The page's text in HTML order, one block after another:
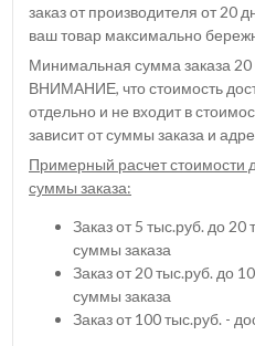
заказ от производителя от 20
ваш товар максимально
Минимальная сумма заказа
ВНИМАНИЕ, что стоимость
отдельно и не входит в
зависит от суммы заказа и
Примерный расчет стоимости
суммы заказа:
Заказ от 5 тыс.руб. до 20
суммы заказа
Заказ от 20 тыс.руб. до
суммы заказа
Заказ от 100 тыс.руб. -